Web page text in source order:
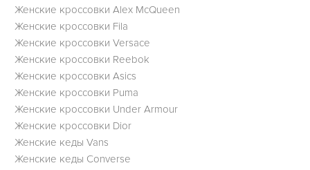
Женские кроссовки Alex McQueen
Женские кроссовки Fila
Женские кроссовки Versace
Женские кроссовки Reebok
Женские кроссовки Asics
Женские кроссовки Puma
Женские кроссовки Under Armour
Женские кроссовки Dior
Женские кеды Vans
Женские кеды Converse